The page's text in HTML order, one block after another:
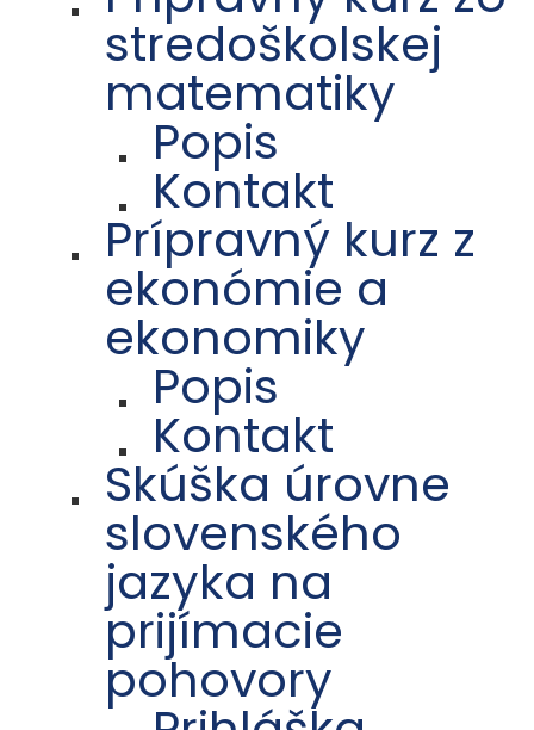
stredoškolskej
matematiky
Popis
Kontakt
Prípravný kurz z
ekonómie a
ekonomiky
Popis
Kontakt
Skúška úrovne
slovenského
jazyka na
prijímacie
pohovory